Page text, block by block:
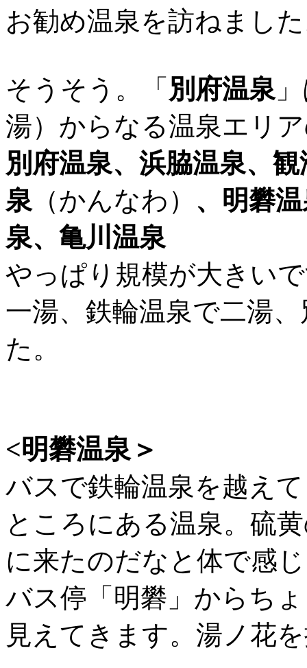
お勧め温泉を訪ねまし
そうそう。「 別府温泉
湯）からなる温泉エリ
別府温泉、浜脇温泉、
泉 （かんなわ） 、明礬
泉、亀川温泉
やっぱり規模が大きい
一湯、鉄輪温泉で二湯
た。
<明礬温泉＞
バスで鉄輪温泉を越え
ところにある温泉。硫
に来たのだなと体で感
バス停「明礬」からち
見えてきます。湯ノ花